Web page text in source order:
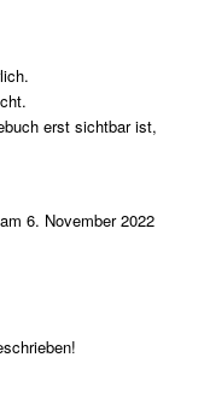
erst sichtbar ist,
6. November 2022